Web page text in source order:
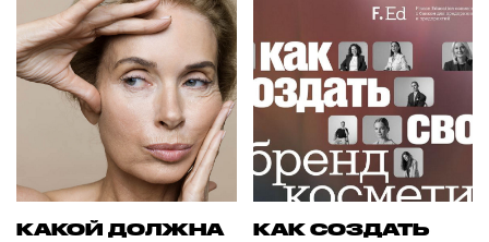
КАКОЙ ДОЛЖНА
КАК СОЗДАТЬ